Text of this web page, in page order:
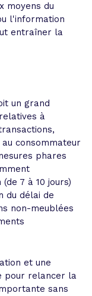
moyens du
l'information
entraîner la
un grand
à
consommateur
phares
7 à 10 jours)
du délai de
non-meublées
et une
pour relancer la
sans